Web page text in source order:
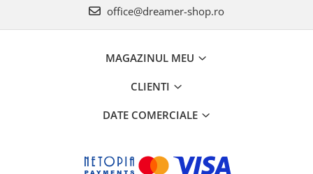
office@dreamer-shop.ro
MAGAZINUL MEU
CLIENTI
DATE COMERCIALE